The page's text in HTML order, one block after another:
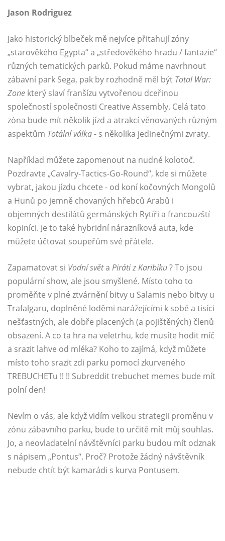
Jason Rodriguez
Jako historický blbeček mě nejvíce přitahují zóny
„starověkého Egypta“ a „středověkého hradu / fantazie“
různých tematických parků. Pokud máme navrhnout
zábavní park Sega, pak by rozhodně měl být Total War:
Zone který slaví franšízu vytvořenou dceřinou
společností společnosti Creative Assembly. Celá tato
zóna bude mít několik jízd a atrakcí věnovaných různým
aspektům Totální válka- s několika jedinečnými zvraty.
Například můžete zapomenout na nudné kolotoč.
Pozdravte „Cavalry-Tactics-Go-Round“, kde si můžete
vybrat, jakou jízdu chcete - od koní kočovných Mongolů
a Hunů po jemně chovaných hřebců Arabů i
objemných destilátů germánských Rytíři a francouzští
kopiníci. Je to také hybridní nárazníková auta, kde
můžete účtovat soupeřům své přátele.
Zapamatovat si Vodní světa Piráti z Karibiku? To jsou
populární show, ale jsou smyšlené. Místo toho to
proměňte v plné ztvárnění bitvy u Salamis nebo bitvy u
Trafalgaru, doplněné loděmi narážejícími k sobě a tisíci
nešťastných, ale dobře placených (a pojištěných) členů
obsazení. A co ta hra na veletrhu, kde musíte hodit míč
a srazit lahve od mléka? Koho to zajímá, když můžete
místo toho srazit zdi parku pomocí zkurveného
TREBUCHETu !! !! Subreddit trebuchet memes bude mít
polní den!
Nevím o vás, ale když vidím velkou strategii proměnu v
zónu zábavního parku, bude to určitě mít můj souhlas.
Jo, a neovladatelní návštěvníci parku budou mít odznak
s nápisem „Pontus“. Proč? Protože žádný návštěvník
nebude chtít být kamarádi s kurva Pontusem.